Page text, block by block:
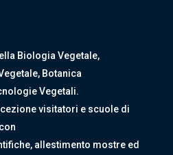
Biologia Vegetale,
Botanica
Vegetali.
visitatori e scuole di
allestimento mostre ed